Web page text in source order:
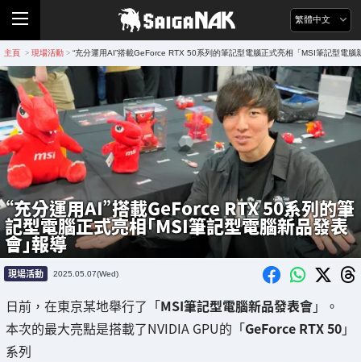
繁體中文
主頁 > 現場活動 > “充分運用AI”搭載GeForce RTX 50系列的筆記型電腦正式亮相「MSI筆記型電腦
“充分運用AI”搭載GeForce RTX 50系列的筆
記型電腦正式亮相「MSI筆記型電腦新品發表
會」報導
現場活動 2025.05.07(Wed)
日前，在東京某地舉行了「MSI筆記型電腦新品發表會」。
本次的最大亮點是搭載了NVIDIA GPU的「GeForce RTX 50」
系列